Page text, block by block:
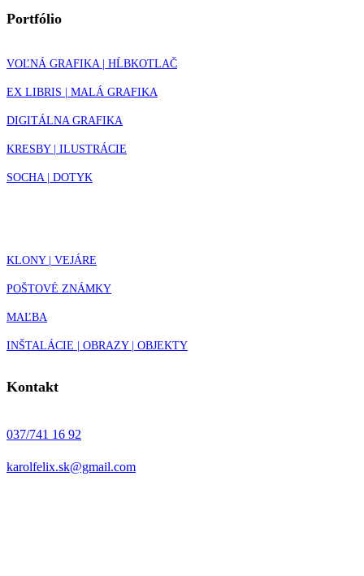
Portfólio
VOĽNÁ GRAFIKA | HĹBKOTLAČ
EX LIBRIS | MALÁ GRAFIKA
DIGITÁLNA GRAFIKA
KRESBY | ILUSTRÁCIE
SOCHA | DOTYK
KLONY | VEJÁRE
POŠTOVÉ ZNÁMKY
MAĽBA
INŠTALÁCIE | OBRAZY | OBJEKTY
Kontakt
037/741 16 92
karolfelix.sk@gmail.com